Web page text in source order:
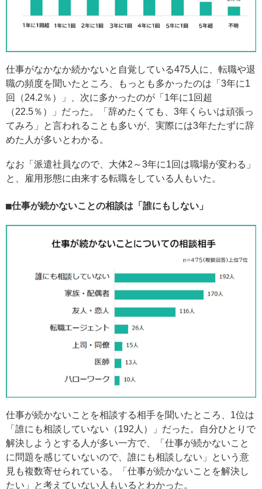
仕事がなかなか続かないと自覚している475人に、転職や退
職の頻度を聞いたところ、もっとも多かったのは「3年に1
回（24.2％）」、次に多かったのが「1年に1回超
（22.5％）」だった。「辞めたくても、3年くらいは頑張っ
てみろ」と言われることも多いが、実際には3年たたずに辞
めた人が多いとわかる。
なお「派遣社員なので、大体2～3年に1回は職場が変わる」
と、雇用形態に由来する転職をしている人もいた。
仕事が続かないことの相談は「誰にもしない」
仕事が続かないことを相談する相手を聞いたところ、1位は
「誰にも相談していない（192人）」だった。自分ひとりで
解決しようとする人が多い一方で、「仕事が続かないこと
に問題を感じていないので、誰にも相談しない」という意
見も複数寄せられている。「仕事が続かないことを解決し
たい」と考えていない人もいるとわかった。